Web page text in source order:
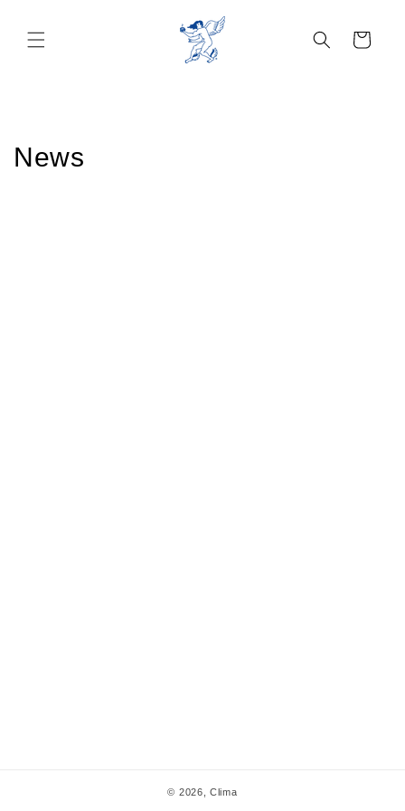
al contenido
Carrito
News
© 2026,Clima